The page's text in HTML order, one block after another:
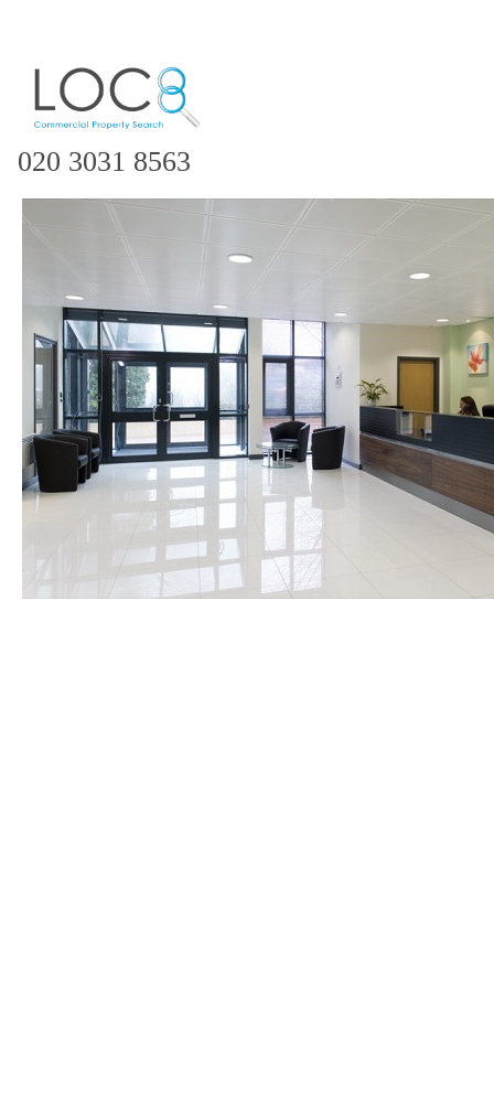
020 3031 8563